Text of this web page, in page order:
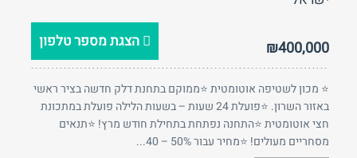
₪400,000 הצגת מספר טלפון
⭐ מכון לשטיפה אוטומטית ⭐ממוקם בתחנת דלק חדשה בציר ראשי
באזור השרון. ⭐פועלת 24 שעות – בשעות הלילה פועלת במתכונת
חצי אוטומטית ⭐התחנה נפתחת בתחילת חודש מרץ! ⭐תנאים
מסחריים מעולים! ⭐מחיר עבור 50% – 40...